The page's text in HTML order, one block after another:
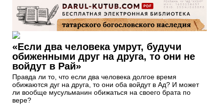
«Если два человека умрут, будучи
обиженными друг на друга, то они не
войдут в Рай»
Правда ли то, что если два человека долгое время
обижаются дуг на друга, то они оба войдут в Ад? И может
ли вообще мусульманин обижаться на своего брата по
вере?